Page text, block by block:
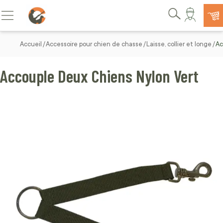
Allez au contenu
Basculer la navigation
Rechercher
Accueil Accessoire pour chien de chasse Laisse, collier et longe
Accouple Deux Chiens Nylon Vert